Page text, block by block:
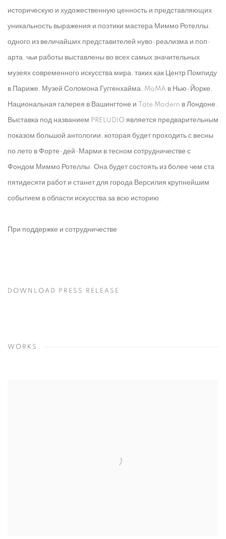
историческую и художественную ценность и представляющих
уникальность выражения и поэтики мастера Миммо Ротеллы,
одного из величайших представителей нуво-реализма и поп-
арта, чьи работы выставлены во всех самых значительных
музеях современного искусства мира, таких как Центр Помпиду
в Париже, Музей Соломона Гуггенхайма, MoMA в Нью-Йорке,
Национальная галерея в Вашингтоне и Tate Modern в Лондоне.
Выставка под названием PRELUDIO является предварительным
показом большой антологии, которая будет проходить с весны
по лето в Форте-дей-Марми в тесном сотрудничестве с
Фондом Миммо Ротеллы. Она будет состоять из более чем ста
пятидесяти работ и станет для города Версилия крупнейшим
событием в области искусства за всю историю.
При поддержке и сотрудничестве
DOWNLOAD PRESS RELEASE
WORKS